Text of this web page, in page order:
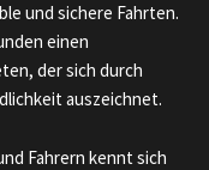
und sichere Fahrten.
einen
der sich durch
auszeichnet.
Fahrern kennt sich